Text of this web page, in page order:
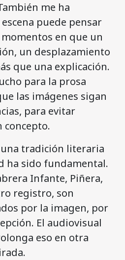
me ha
puede pensar
en que un
un desplazamiento
que una explicación.
para la prosa
las imágenes sigan
para evitar
concepto.
tradición literaria
ha sido fundamental.
Infante, Piñera,
registro, son
por la imagen, por
El audiovisual
eso en otra